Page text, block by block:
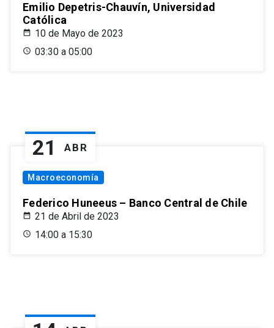
Emilio Depetris-Chauvín, Universidad
Católica
10 de Mayo de 2023
03:30 a 05:00
21 ABR
Macroeconomía
Federico Huneeus – Banco Central de Chile
21 de Abril de 2023
14:00 a 15:30